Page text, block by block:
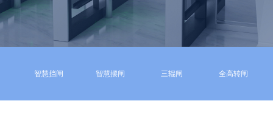
智慧挡闸 智慧摆闸 三辊闸 全高转闸